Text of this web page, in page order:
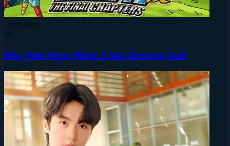
Lượt xem:
121
Bảy Viên Ngọc Rồng Z Kai Chương Cuối